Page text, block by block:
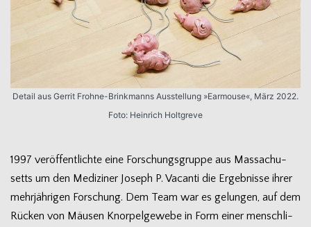
Detail aus Ger­rit Frohne-Brinkmanns Aus­stel­lung »Ear­mouse«, März 2022.
Foto: Hein­rich Holtgreve
1997 ver­öf­fent­lichte eine For­schungs­gruppe aus Mas­sa­chu­
setts um den Medi­zi­ner Joseph P. Vacanti die Ergeb­nisse ihrer
mehr­jäh­ri­gen For­schung. Dem Team war es gelun­gen, auf dem
Rücken von Mäu­sen Knor­pel­ge­webe in Form einer mensch­li­